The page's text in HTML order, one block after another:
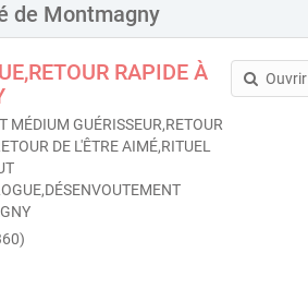
de Montmagny
RAPIDE À
MÉDIUM GUÉRISSEUR,RETOUR
DE L'ÊTRE AIMÉ,RITUEL
Ouvrir